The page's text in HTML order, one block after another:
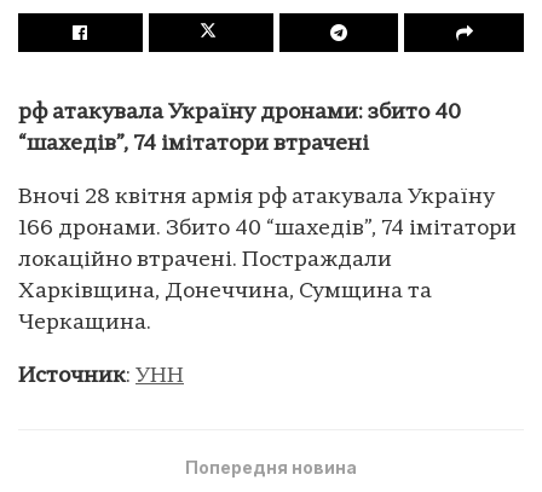
рф атакувала Україну дронами: збито 40
“шахедів”, 74 імітатори втрачені
Вночі 28 квітня армія рф атакувала Україну
166 дронами. Збито 40 “шахедів”, 74 імітатори
локаційно втрачені. Постраждали
Харківщина, Донеччина, Сумщина та
Черкащина.
Источник: УНН
Попередня новина